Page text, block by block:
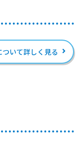
いて詳しく見る